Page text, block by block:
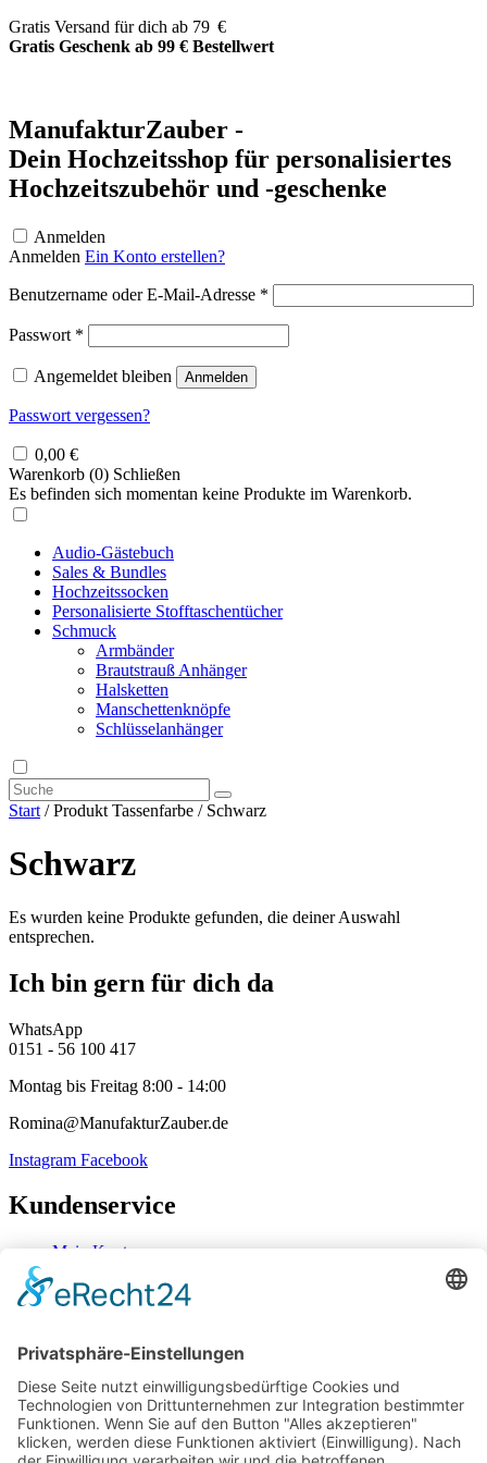
Zum
Inhalt
Gratis Versand für dich ab 79 €
Gratis Geschenk ab 99 € Bestellwert
ManufakturZauber -
Dein Hochzeitsshop für personalisiertes
Hochzeitszubehör und -geschenke
Anmelden
Anmelden Ein Konto erstellen?
Benutzername oder E-Mail-Adresse *
Passwort *
Angemeldet bleiben Anmelden
Passwort vergessen?
0,00 €
Warenkorb (0) Schließen
Es befinden sich momentan keine Produkte im Warenkorb.
Audio-Gästebuch
Sales & Bundles
Hochzeitssocken
Personalisierte Stofftaschentücher
Schmuck
Armbänder
Brautstrauß Anhänger
Halsketten
Manschettenknöpfe
Schlüsselanhänger
Start / Produkt Tassenfarbe / Schwarz
Schwarz
Es wurden keine Produkte gefunden, die deiner Auswahl
entsprechen.
Ich bin gern für dich da
WhatsApp
0151 - 56 100 417
Montag bis Freitag 8:00 - 14:00
Romina@ManufakturZauber.de
Instagram Facebook
Kundenservice
Mein Konto
Zahlung & Versand
Widerrufsbelehrung
Mein Konto
Kontakt
Zahlung & Versand
Widerrufsbelehrung
Vertrag Widerrufen